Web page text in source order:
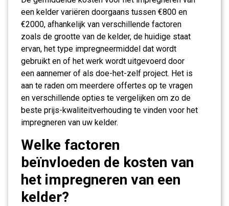
een kelder variëren doorgaans tussen €800 en
€2000, afhankelijk van verschillende factoren
zoals de grootte van de kelder, de huidige staat
ervan, het type impregneermiddel dat wordt
gebruikt en of het werk wordt uitgevoerd door
een aannemer of als doe-het-zelf project. Het is
aan te raden om meerdere offertes op te vragen
en verschillende opties te vergelijken om zo de
beste prijs-kwaliteitverhouding te vinden voor het
impregneren van uw kelder.
Welke factoren
beïnvloeden de kosten van
het impregneren van een
kelder?